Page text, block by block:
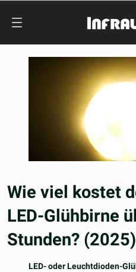
Wie viel kostet
LED-Glühbirne
Stunden? (2025)
LED- oder Leuchtdioden-